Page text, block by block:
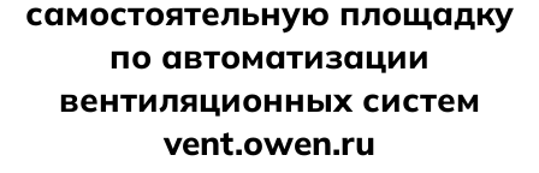
самостоятельную площадку
по автоматизации
вентиляционных систем
vent.owen.ru